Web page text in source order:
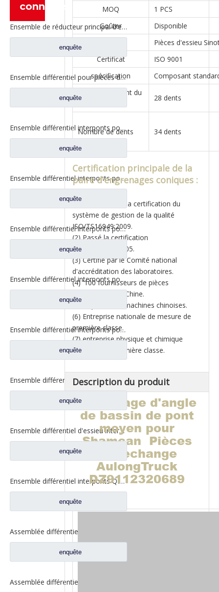
connexes
Ensemble de réducteur principal d'essieu intermédiaire pour pièces de camion Shacman Delong
enquête
Ensemble différentiel pour pièces de rechange de camion Dongfeng 2510ZHS01-410
enquête
Ensemble différentiel interponts pour Prats de rechange de camion Faw Jiefang A6E 2507057-A6E/A
enquête
Ensemble différentiel interponts pour Prats de rechange de camion Faw Jiefang 2507057-A4C
enquête
Ensemble différentiel interponts pour Prats W2502107D04A de rechange de camion de Faw Jiefang
enquête
Ensemble différentiel interponts pour Prats de rechange de camion Faw Jiefang 2507055-K5H
enquête
Ensemble différentiel interponts pour Prats de rechange de camion Faw Jiefang A0E 2507055-K5H
enquête
Ensemble différentiel interponts pour Prats de rechange de camion Faw Jiefang A0E 2507057-A6T
enquête
Ensemble différentiel d'essieu intermédiaire pour Prats de rechange de camion Dongfeng 460 2502ZAS01-415-ZC
enquête
Ensemble différentiel interponts QINGTE pour Prats de rechange de camion Faw Jiefang A0E QT435SH0-2510050
enquête
enquête
MOQ
1 PCS
Goûter
Disponible
Pièces d'essieu
Certificat
ISO 9001
spécification
Composant
Numéro de dent du
28 dents
Nombre de dents 34 dents
Certification principale de la
paire d'engrenages coniques :
(1) Obtention de la certification du
système de gestion de la qualité
ISO/TS16949:2009.
(2) Passé la certification
ISO/IEC17025:2005.
(3) Certifié par le Comité national
d'accréditation des laboratoires.
(4) '100 fournisseurs de pièces
automobiles' en Chine.
(5) Top 500 des machines chinoises.
(6) Entreprise nationale de mesure de
première classe.
(7) entreprise physique et chimique
nationale de première classe.
Description du produit
Engrenage d'angle
de bassin de pont
moyen pour
Shamcan Pièces
de rechange
AulongTruck
DZ9112320689